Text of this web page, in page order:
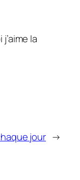
la
jour →